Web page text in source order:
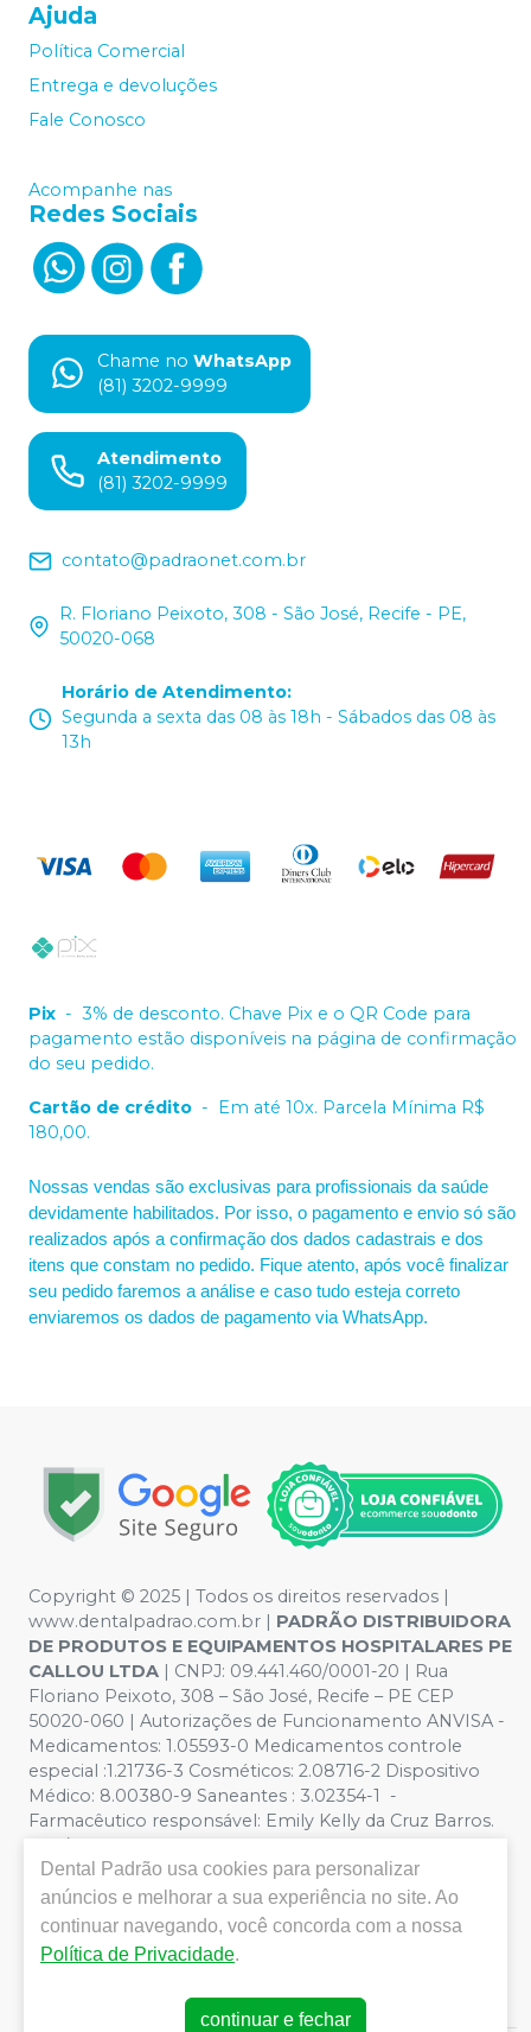
Ajuda
Política Comercial
Entrega e devoluções
Fale Conosco
Acompanhe nas
Redes Sociais
Chame no WhatsApp
(81) 3202-9999
Atendimento
(81) 3202-9999
contato@padraonet.com.br
R. Floriano Peixoto, 308 - São José, Recife - PE,
50020-068
Horário de Atendimento:
Segunda a sexta das 08 às 18h - Sábados das 08 às
13h
Pix - 3% de desconto. Chave Pix e o QR Code para
pagamento estão disponíveis na página de confirmação
do seu pedido.
Cartão de crédito -
Em até 10x. Parcela Mínima R$
180,00.
Nossas vendas são exclusivas para profissionais da saúde
devidamente habilitados. Por isso, o pagamento e envio só são
realizados após a confirmação dos dados cadastrais e dos
itens que constam no pedido. Fique atento, após você finalizar
seu pedido faremos a análise e caso tudo esteja correto
enviaremos os dados de pagamento via WhatsApp.
Copyright © 2025 | Todos os direitos reservados |
www.dentalpadrao.com.br | PADRÃO DISTRIBUIDORA
DE PRODUTOS E EQUIPAMENTOS HOSPITALARES PE
CALLOU LTDA | CNPJ: 09.441.460/0001-20 | Rua
Floriano Peixoto, 308 – São José, Recife – PE CEP
50020-060 | Autorizações de Funcionamento ANVISA -
Medicamentos: 1.05593-0 Medicamentos controle
especial :1.21736-3 Cosméticos: 2.08716-2 Dispositivo
Médico: 8.00380-9 Saneantes : 3.02354-1 -
Farmacêutico responsável: Emily Kelly da Cruz Barros.
CRF/PE nº 10109 | Política de Privacidade e Segurança -
Fotos meramente ilustrativas - Os preços e condições
da loja virtual estão sujeitos a alterações. Em caso de
divergência de preços no site, o valor válido é o do
Carrinho de Compra. Não vendemos por atacado, por
isso nos reservamos o direito de não atender compras
de grandes volumes pelo site.
Dental Padrão usa cookies para personalizar
anúncios e melhorar a sua experiência no site. Ao
continuar navegando, você concorda com a nossa
Política de Privacidade.
continuar e fechar